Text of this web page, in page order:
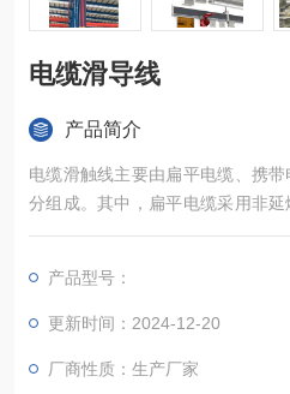
电缆滑导线
产品简介
电缆滑触线主要由扁平电缆、携
分组成。其中，扁平电缆采用非延
气候性能，适用于户内外和接触
撑和固定电缆的作用，确保电缆在
产品型号：
更新时间：2024-12-20
厂商性质：生产厂家